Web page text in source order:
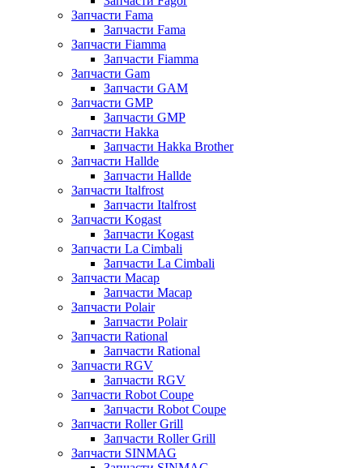
Запчасти Fama
Запчасти Fama
Запчасти Fiamma
Запчасти Fiamma
Запчасти Gam
Запчасти GAM
Запчасти GMP
Запчасти GMP
Запчасти Hakka
Запчасти Hakka Brother
Запчасти Hallde
Запчасти Hallde
Запчасти Italfrost
Запчасти Italfrost
Запчасти Kogast
Запчасти Kogast
Запчасти La Cimbali
Запчасти La Cimbali
Запчасти Macap
Запчасти Macap
Запчасти Polair
Запчасти Polair
Запчасти Rational
Запчасти Rational
Запчасти RGV
Запчасти RGV
Запчасти Robot Coupe
Запчасти Robot Coupe
Запчасти Roller Grill
Запчасти Roller Grill
Запчасти SINMAG